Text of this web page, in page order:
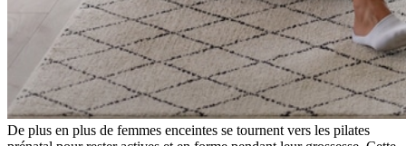
De plus en plus de femmes enceintes se tournent vers les pilates